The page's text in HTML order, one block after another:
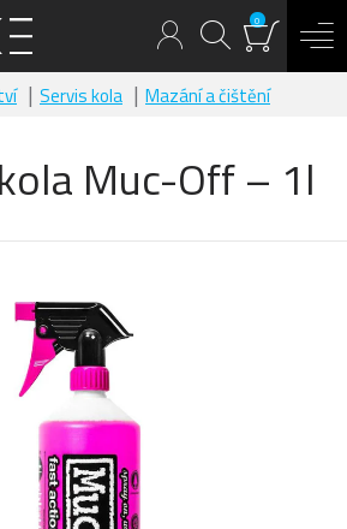
0
Servis kola Mazání a čištění
Muc-Off – 1l